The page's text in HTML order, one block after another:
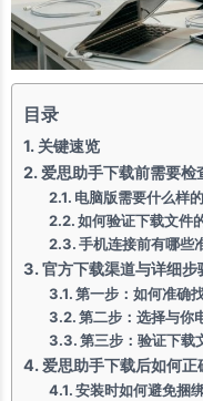
目录
关键速览
爱思助手下载前需要检
电脑版需要什么样
如何验证下载文件
手机连接前有哪些
官方下载渠道与详细步
第一步：如何准确
第二步：选择与你
第三步：验证下载
爱思助手下载后如何正
安装时如何避免捆